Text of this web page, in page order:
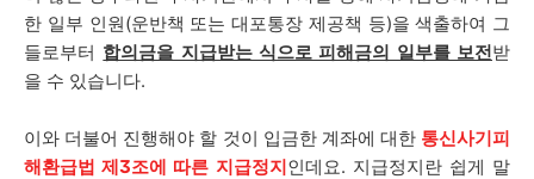
한 일부 인원(운반책 또는 대포통장 제공책 등)을 색출하여 그
들로부터 합의금을 지급받는 식으로 피해금의 일부를 보전받
을 수 있습니다.
이와 더불어 진행해야 할 것이 입금한 계좌에 대한 통신사기피
해환급법 제3조에 따른 지급정지인데요. 지급정지란 쉽게 말